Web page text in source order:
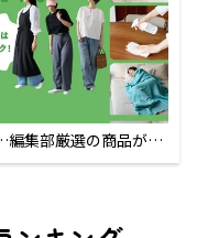
集部厳選の商品が買